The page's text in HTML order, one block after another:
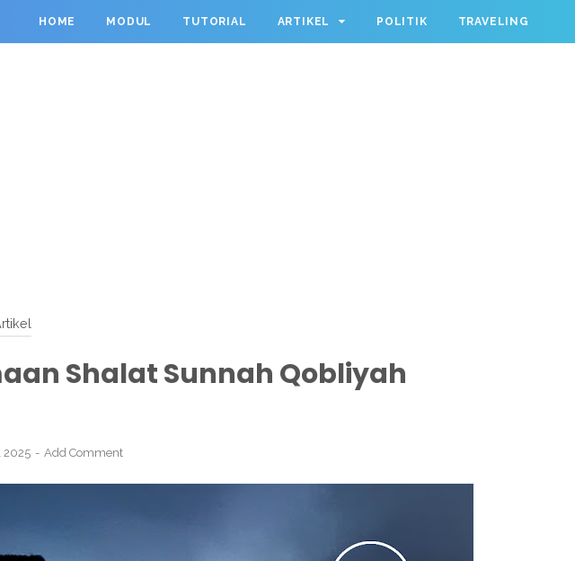
HOME MODUL TUTORIAL ARTIKEL POLITIK TRAVELING
Shalat Sunnah Qobliyah
2025 Add Comment